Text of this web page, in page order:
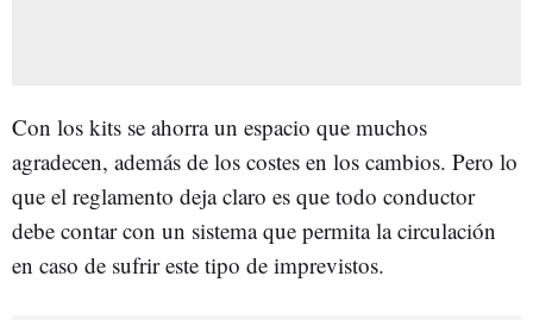
Con los kits se ahorra un espacio que muchos
agradecen, además de los costes en los cambios. Pero lo
que el reglamento deja claro es que todo conductor
debe contar con un sistema que permita la circulación
en caso de sufrir este tipo de imprevistos.